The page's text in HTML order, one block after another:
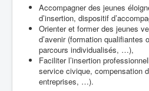
Accompagner des jeunes
d’insertion, dispositif
Orienter et former des jeunes
d’avenir (formation qualifiantes
parcours individualisés, …),
Faciliter l’insertion
service civique, compensation
entreprises, …).